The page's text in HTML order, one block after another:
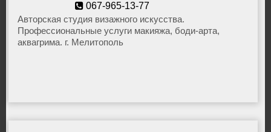
Омоложение
Педикюр
067-965-13-77
top.roman@gmail.com
Авторская студия визажного искусства.
Профессиональные услуги макияжа, боди-арта,
аквагрима. г. Мелитополь